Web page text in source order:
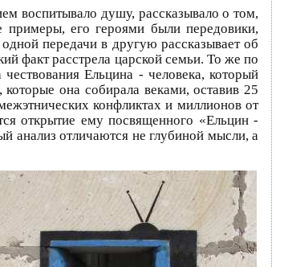
воспитывало душу, рассказывало о том,
примеры, его героями были передовики,
передачи в другую рассказывает об
факт расстрела царской семьи. То же по
Ельцина - человека, который
она собирала веками, оставив 25
конфликтах и миллионов от
открытие ему посвященного «Ельцин -
анализ отличаются не глубиной мысли, а